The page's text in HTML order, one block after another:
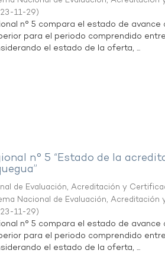
11-29)
n° 5 compara el estado de
para el periodo comprendido
el estado de la oferta, ...
n° 5 “Estado de la
de Evaluación, Acreditación y
Nacional de Evaluación,
11-29)
n° 5 compara el estado de
para el periodo comprendido
el estado de la oferta, ...